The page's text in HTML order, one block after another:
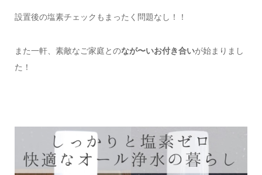
設置後の塩素チェックもまったく問題なし！！
また一軒、素敵なご家庭とのなが〜いお付き合いが始まりまし
た！